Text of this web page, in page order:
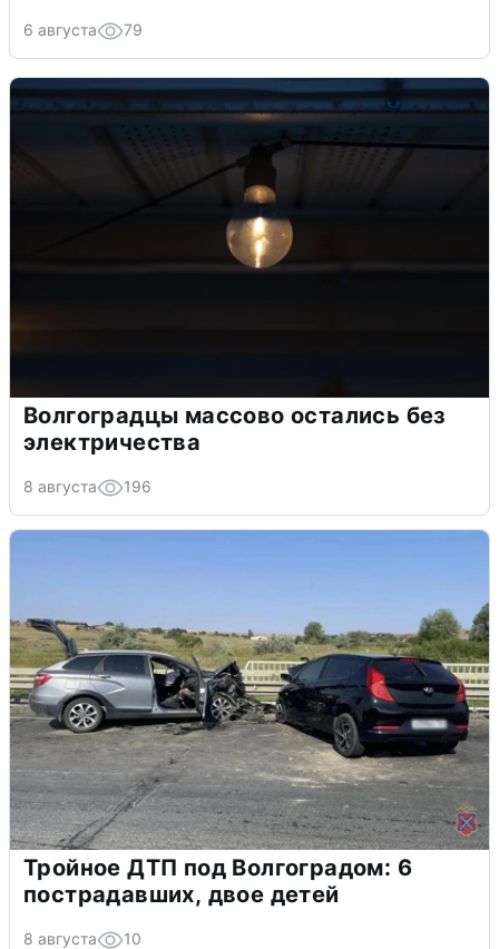
6 августа 79
Волгоградцы массово остались без
электричества
8 августа 196
Тройное ДТП под Волгоградом: 6
пострадавших, двое детей
8 августа 10